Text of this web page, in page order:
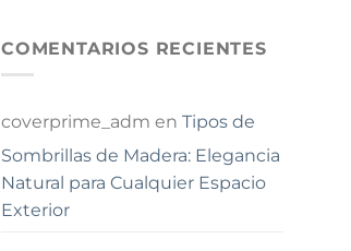
COMENTARIOS RECIENTES
coverprime_adm en Tipos de
Sombrillas de Madera: Elegancia
Natural para Cualquier Espacio
Exterior